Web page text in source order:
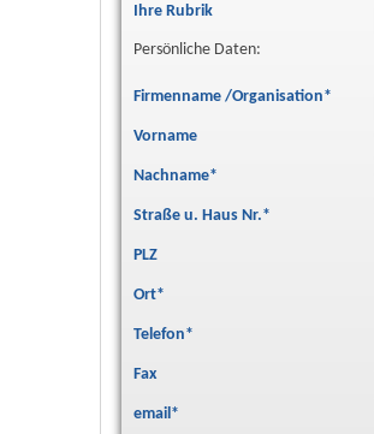
Ihre Rubrik
Persönliche Daten:
Firmenname /Organisation*
Vorname
Nachname*
Straße u. Haus Nr.*
PLZ
Ort*
Telefon*
Fax
email*